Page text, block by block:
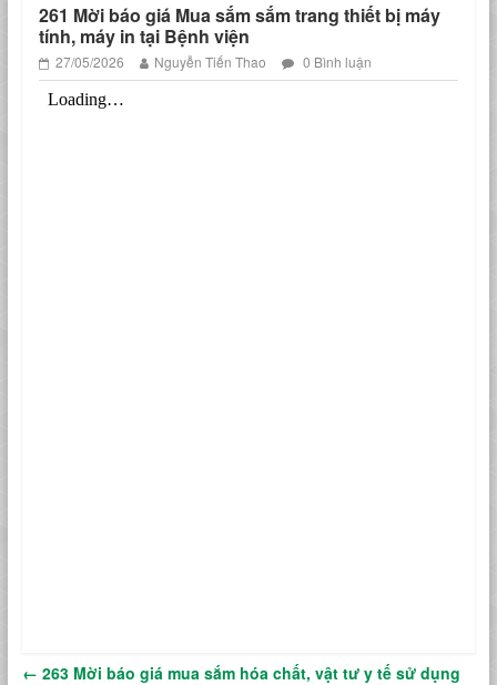
261 Mời báo giá Mua sắm sắm trang thiết bị máy
tính, máy in tại Bệnh viện
27/05/2026 Nguyễn Tiến Thao 0 Bình luận
← 263 Mời báo giá mua sắm hóa chất, vật tư y tế sử dụng